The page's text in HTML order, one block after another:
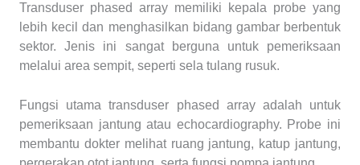
Transduser phased array memiliki kepala probe yang
lebih kecil dan menghasilkan bidang gambar berbentuk
sektor. Jenis ini sangat berguna untuk pemeriksaan
melalui area sempit, seperti sela tulang rusuk.
Fungsi utama transduser phased array adalah untuk
pemeriksaan jantung atau echocardiography. Probe ini
membantu dokter melihat ruang jantung, katup jantung,